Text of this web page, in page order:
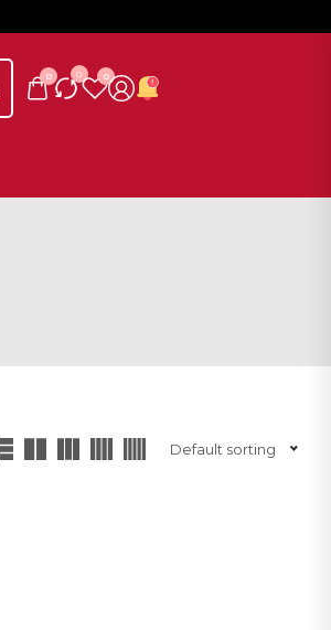
0 0 0
Default sorting